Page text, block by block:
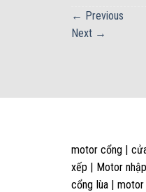
← Previous
Next →
motor cổng |
xếp | Motor
cổng lùa |